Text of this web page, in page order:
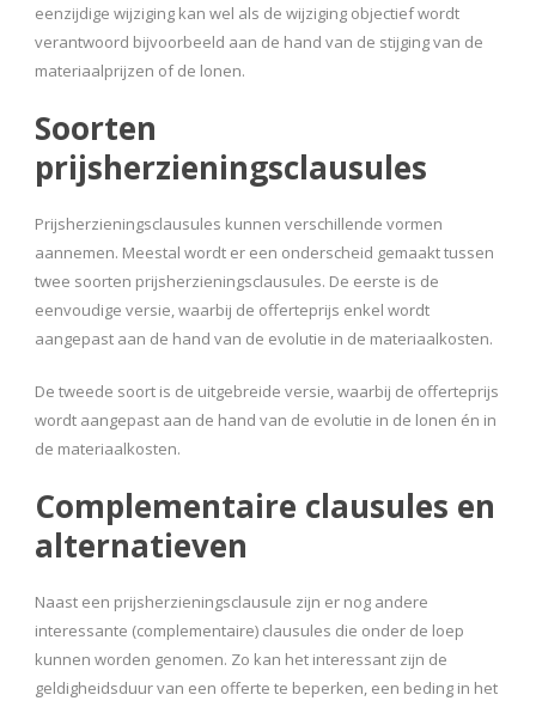
eenzijdige wijziging kan wel als de wijziging objectief wordt
verantwoord bijvoorbeeld aan de hand van de stijging van de
materiaalprijzen of de lonen.
Soorten
prijsherzieningsclausules
Prijsherzieningsclausules kunnen verschillende vormen
aannemen. Meestal wordt er een onderscheid gemaakt tussen
twee soorten prijsherzieningsclausules. De eerste is de
eenvoudige versie, waarbij de offerteprijs enkel wordt
aangepast aan de hand van de evolutie in de materiaalkosten.
De tweede soort is de uitgebreide versie, waarbij de offerteprijs
wordt aangepast aan de hand van de evolutie in de lonen én in
de materiaalkosten.
Complementaire clausules en
alternatieven
Naast een prijsherzieningsclausule zijn er nog andere
interessante (complementaire) clausules die onder de loep
kunnen worden genomen. Zo kan het interessant zijn de
geldigheidsduur van een offerte te beperken, een beding in het